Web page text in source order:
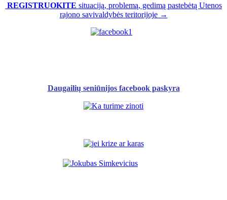
REGISTRUOKITE situaciją, problemą, gedimą pastebėtą Utenos
rajono savivaldybės teritorijoje →
Daugailių seniūnijos facebook paskyra